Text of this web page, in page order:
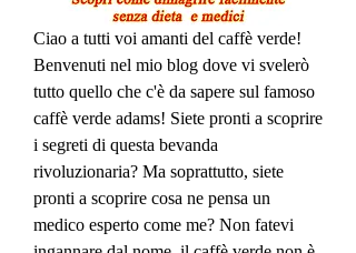
Ciao a tutti voi amanti del caffè verde!
Benvenuti nel mio blog dove vi svelerò
tutto quello che c'è da sapere sul famoso
caffè verde adams! Siete pronti a scoprire
i segreti di questa bevanda
rivoluzionaria? Ma soprattutto, siete
pronti a scoprire cosa ne pensa un
medico esperto come me? Non fatevi